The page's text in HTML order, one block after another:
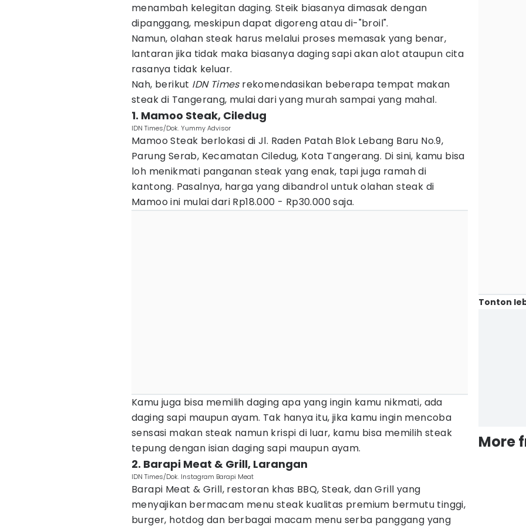
menambah kelegitan daging. Steik biasanya dimasak dengan
dipanggang, meskipun dapat digoreng atau di-"broil".
Namun, olahan steak harus melalui proses memasak yang benar,
lantaran jika tidak maka biasanya daging sapi akan alot ataupun cita
rasanya tidak keluar.
Nah, berikut IDN Times rekomendasikan beberapa tempat makan
steak di Tangerang, mulai dari yang murah sampai yang mahal.
1. Mamoo Steak, Ciledug
IDN Times/Dok. Yummy Advisor
Mamoo Steak berlokasi di Jl. Raden Patah Blok Lebang Baru No.9,
Parung Serab, Kecamatan Ciledug, Kota Tangerang. Di sini, kamu bisa
loh menikmati panganan steak yang enak, tapi juga ramah di
kantong. Pasalnya, harga yang dibandrol untuk olahan steak di
Mamoo ini mulai dari Rp18.000 - Rp30.000 saja.
Kamu juga bisa memilih daging apa yang ingin kamu nikmati, ada
daging sapi maupun ayam. Tak hanya itu, jika kamu ingin mencoba
sensasi makan steak namun krispi di luar, kamu bisa memilih steak
tepung dengan isian daging sapi maupun ayam.
2. Barapi Meat & Grill, Larangan
IDN Times/Dok. Instagram Barapi Meat
Barapi Meat & Grill, restoran khas BBQ, Steak, dan Grill yang
menyajikan bermacam menu steak kualitas premium bermutu tinggi,
burger, hotdog dan berbagai macam menu serba panggang yang
Tonton
More